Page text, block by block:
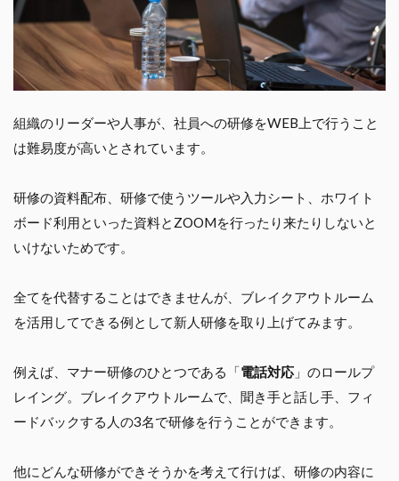
組織のリーダーや人事が、社員への研修をWEB上で行うこと
は難易度が高いとされています。
研修の資料配布、研修で使うツールや入力シート、ホワイト
ボード利用といった資料とZOOMを行ったり来たりしないと
いけないためです。
全てを代替することはできませんが、ブレイクアウトルーム
を活用してできる例として新人研修を取り上げてみます。
例えば、マナー研修のひとつである「電話対応 」のロールプ
レイング。ブレイクアウトルームで、聞き手と話し手、フィ
ードバックする人の3名で研修を行うことができます。
他にどんな研修ができそうかを考えて行けば、研修の内容に